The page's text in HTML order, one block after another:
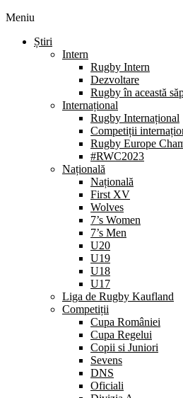
Meniu
Știri
Intern
Rugby Intern
Dezvoltare
Rugby în această
Internațional
Rugby Internațional
Competiții
Rugby Europe
#RWC2023
Națională
Națională
First XV
Wolves
7’s Women
7’s Men
U20
U19
U18
U17
Liga de Rugby Kaufland
Competiții
Cupa României
Cupa Regelui
Copii si Juniori
Sevens
DNS
Oficiali